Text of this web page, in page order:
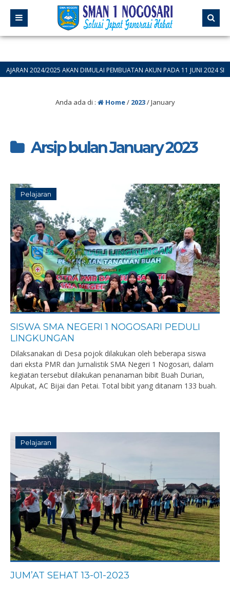
2025 AKAN DIMULAI PEMBUATAN AKUN PADA 11 JUNI 2024 SILAHKAN
Anda ada di : Home/ 2023/January
Arsip bulan January 2023
Pelajaran
SISWA SMA NEGERI 1 NOGOSARI PEDULI
LINGKUNGAN
Dilaksanakan di Desa pojok dilakukan oleh beberapa siswa
dari eksta PMR dan Jurnalistik SMA Negeri 1 Nogosari, dalam
kegiatan tersebut dilakukan penanaman bibit Buah Durian,
Alpukat, AC Bijai dan Petai. Total bibit yang ditanam 133 buah.
Pelajaran
JUM’AT SEHAT 13-01-2023